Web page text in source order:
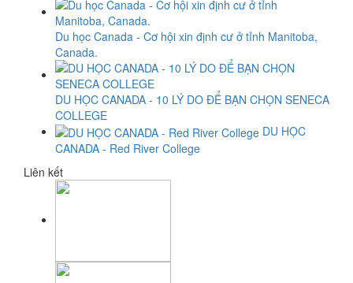
Du học Canada - Cơ hội xin định cư ở tỉnh Manitoba,
Canada.
DU HỌC CANADA - 10 LÝ DO ĐỂ BẠN CHỌN SENECA
COLLEGE
DU HỌC
CANADA - Red River College
Liên kết